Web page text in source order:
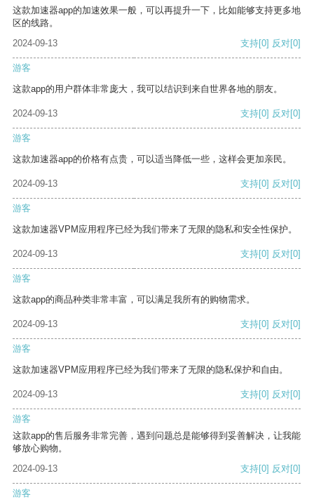
这款加速器app的加速效果一般，可以再提升一下，比如能够支持更多地
区的线路。
2024-09-13
支持[0] 反对[0]
游客
这款app的用户群体非常庞大，我可以结识到来自世界各地的朋友。
2024-09-13 支持[0] 反对[0]
游客
这款加速器app的价格有点贵，可以适当降低一些，这样会更加亲民。
2024-09-13 支持[0] 反对[0]
游客
这款加速器VPM应用程序已经为我们带来了无限的隐私和安全性保护。
2024-09-13 支持[0] 反对[0]
游客
这款app的商品种类非常丰富，可以满足我所有的购物需求。
2024-09-13 支持[0] 反对[0]
游客
这款加速器VPM应用程序已经为我们带来了无限的隐私保护和自由。
2024-09-13 支持[0] 反对[0]
游客
这款app的售后服务非常完善，遇到问题总是能够得到妥善解决，让我能
够放心购物。
2024-09-13
支持[0] 反对[0]
游客